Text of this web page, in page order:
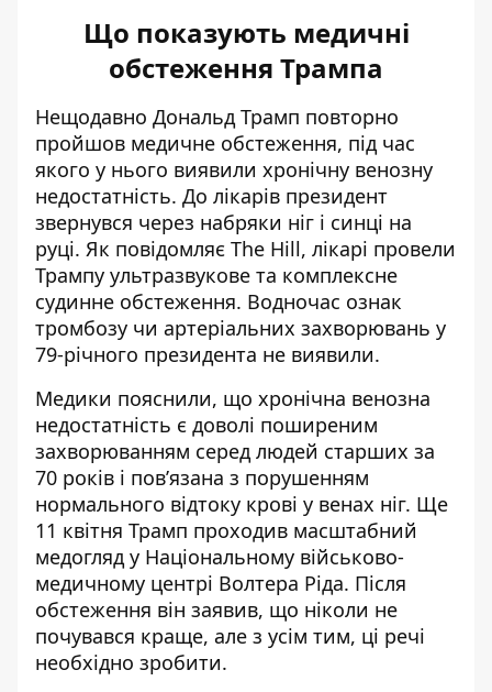
Що показують медичні
обстеження Трампа
Нещодавно Дональд Трамп повторно
пройшов медичне обстеження, під час
якого у нього виявили хронічну венозну
недостатність. До лікарів президент
звернувся через набряки ніг і синці на
руці. Як повідомляє The Hill, лікарі провели
Трампу ультразвукове та комплексне
судинне обстеження. Водночас ознак
тромбозу чи артеріальних захворювань у
79-річного президента не виявили.
Медики пояснили, що хронічна венозна
недостатність є доволі поширеним
захворюванням серед людей старших за
70 років і пов’язана з порушенням
нормального відтоку крові у венах ніг. Ще
11 квітня Трамп проходив масштабний
медогляд у Національному військово-
медичному центрі Волтера Ріда. Після
обстеження він заявив, що ніколи не
почувався краще, але з усім тим, ці речі
необхідно зробити.